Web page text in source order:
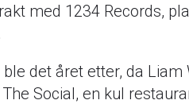
med 1234 Records,
det året etter, da
Social, en kul